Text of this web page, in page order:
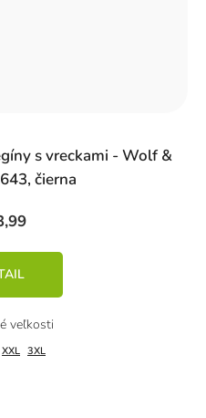
s vreckami - Wolf &
čierna
XXL 3XL